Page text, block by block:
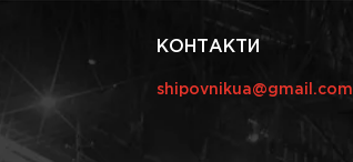
КОНТАКТИ
shipovnikua@gmail.com